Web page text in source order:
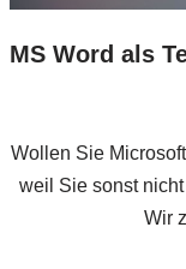
MS Word als
Wollen Sie
weil Sie sonst
Wir